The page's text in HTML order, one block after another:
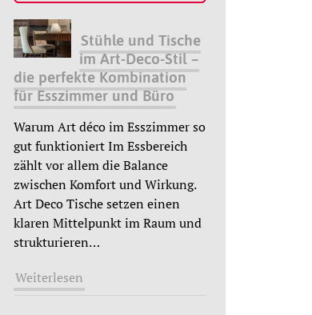
Stühle und Tische
im Art-Deco-Stil –
die perfekte Kombination
für Esszimmer und Büro
Warum Art déco im Esszimmer so
gut funktioniert Im Essbereich
zählt vor allem die Balance
zwischen Komfort und Wirkung.
Art Deco Tische setzen einen
klaren Mittelpunkt im Raum und
strukturieren…
Weiterlesen